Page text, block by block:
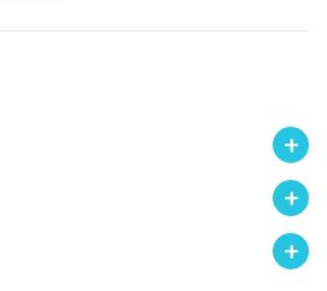
AI Ambasador
Soutěže